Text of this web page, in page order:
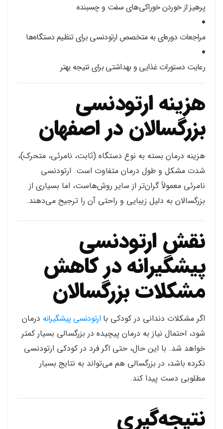
پرهیز از خوردن خوراکی‌های سفت و چسبنده
مراجعات دوره‌ای به متخصص ارتودنسی برای تنظیم دستگاه‌ها
رعایت دستورات غذایی و بهداشتی برای نتیجه بهتر
هزینه ارتودنسی
بزرگسالان در اصفهان
هزینه درمان بسته به نوع دستگاه (ثابت، نامرئی، متحرک)،
شدت مشکل و طول درمان متفاوت است. ارتودنسی
نامرئی معمولاً گران‌تر از سایر روش‌هاست، اما بسیاری از
بزرگسالان به دلیل زیبایی و راحتی آن را ترجیح می‌دهند.
نقش ارتودنسی
پیشگیرانه در کاهش
مشکلات بزرگسالان
اگر مشکلات دندانی در کودکی باارتودنسی پیشگیرانه درمان
شود، احتمال نیاز به درمان پیچیده در بزرگسالی بسیار کمتر
خواهد شد. با این حال، حتی اگر فرد در کودکی ارتودنسی
نکرده باشد، در بزرگسالی هم می‌تواند به نتایج بسیار
مطلوبی دست پیدا کند.
نتیجه‌گیری